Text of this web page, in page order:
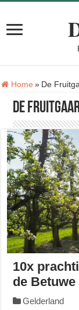
Home » Tag:
De
De
10x
de Betuwe
Gelderland